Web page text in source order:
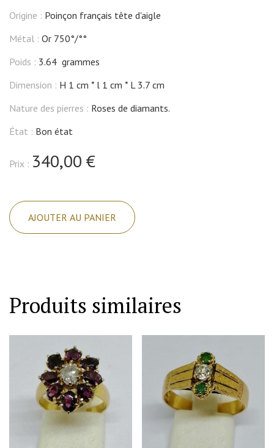
Origine : Poinçon français tête d'aigle
Métal : Or 750°/°°
Poids : 3.64 grammes
Dimension : H 1 cm l 1 cm
L 3.7 cm
Nature des pierres : Roses de diamants.
État : Bon état
Prix : 340,00 €
de
Broche
AJOUTER AU PANIER
Produits similaires